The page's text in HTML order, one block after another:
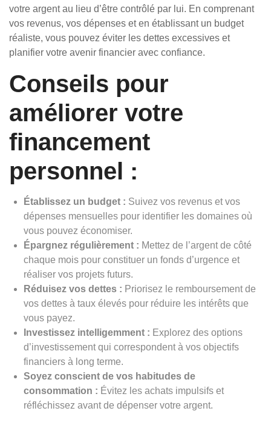
votre argent au lieu d’être contrôlé par lui. En comprenant
vos revenus, vos dépenses et en établissant un budget
réaliste, vous pouvez éviter les dettes excessives et
planifier votre avenir financier avec confiance.
Conseils pour
améliorer votre
financement
personnel :
Établissez un budget : Suivez vos revenus et vos
dépenses mensuelles pour identifier les domaines où
vous pouvez économiser.
Épargnez régulièrement : Mettez de l’argent de côté
chaque mois pour constituer un fonds d’urgence et
réaliser vos projets futurs.
Réduisez vos dettes : Priorisez le remboursement de
vos dettes à taux élevés pour réduire les intérêts que
vous payez.
Investissez intelligemment : Explorez des options
d’investissement qui correspondent à vos objectifs
financiers à long terme.
Soyez conscient de vos habitudes de
consommation : Évitez les achats impulsifs et
réfléchissez avant de dépenser votre argent.